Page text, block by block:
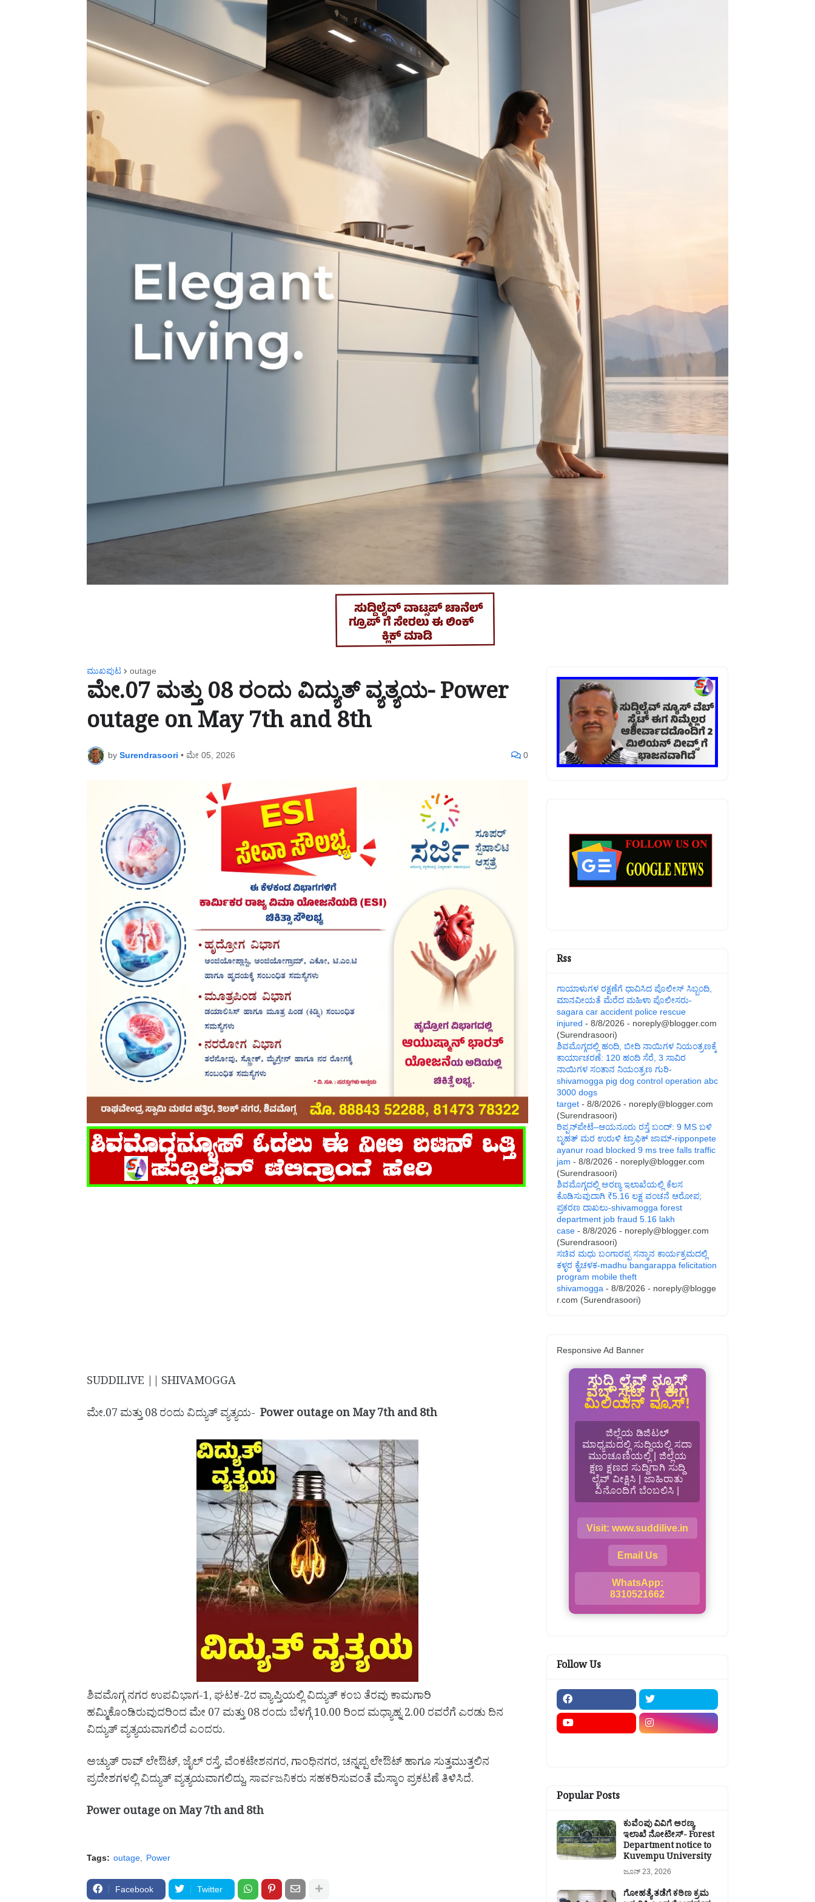
ಮುಖಪುಟ outage
ಮೇ.07 ಮತ್ತು 08 ರಂದು ವಿದ್ಯುತ್ ವ್ಯತ್ಯಯ- Power
outage on May 7th and 8th
by Surendrasoori • ಮೇ 05, 2026 0
SUDDILIVE || SHIVAMOGGA
ಮೇ.07 ಮತ್ತು 08 ರಂದು ವಿದ್ಯುತ್ ವ್ಯತ್ಯಯ- Power outage on May 7th and 8th
ಶಿವಮೊಗ್ಗ ನಗರ ಉಪವಿಭಾಗ-1, ಘಟಕ-2ರ ವ್ಯಾಪ್ತಿಯಲ್ಲಿ ವಿದ್ಯುತ್ ಕಂಬ ತೆರವು ಕಾಮಗಾರಿ
ಹಮ್ಮಿಕೊಂಡಿರುವುದರಿಂದ ಮೇ 07 ಮತ್ತು 08 ರಂದು ಬೆಳಗ್ಗೆ 10.00 ರಿಂದ ಮಧ್ಯಾಹ್ನ 2.00 ರವರೆಗೆ ಎರಡು ದಿನ
ವಿದ್ಯುತ್ ವ್ಯತ್ಯಯವಾಗಲಿದೆ ಎಂದರು.
ಅಚ್ಯುತ್ ರಾವ್ ಲೇಔಟ್, ಜೈಲ್ ರಸ್ತೆ, ವೆಂಕಟೇಶನಗರ, ಗಾಂಧಿನಗರ, ಚನ್ನಪ್ಪ ಲೇಔಟ್ ಹಾಗೂ ಸುತ್ತಮುತ್ತಲಿನ
ಪ್ರದೇಶಗಳಲ್ಲಿ ವಿದ್ಯುತ್ ವ್ಯತ್ಯಯವಾಗಲಿದ್ದು, ಸಾರ್ವಜನಿಕರು ಸಹಕರಿಸುವಂತೆ ಮೆಸ್ಕಾಂ ಪ್ರಕಟಣೆ ತಿಳಿಸಿದೆ.
Power outage on May 7th and 8th
Tags: outage Power
Facebook Twitter
Rss
ಗಾಯಾಳುಗಳ ರಕ್ಷಣೆಗೆ ಧಾವಿಸಿದ ಪೊಲೀಸ್ ಸಿಬ್ಬಂದಿ,
ಮಾನವೀಯತೆ ಮೆರೆದ ಮಹಿಳಾ ಪೊಲೀಸರು-
sagara car accident police rescue
injured - 8/8/2026 - noreply@blogger.com
(Surendrasoori)
ಶಿವಮೊಗ್ಗದಲ್ಲಿ ಹಂದಿ, ಬೀದಿ ನಾಯಿಗಳ ನಿಯಂತ್ರಣಕ್ಕೆ
ಕಾರ್ಯಾಚರಣೆ: 120 ಹಂದಿ ಸೆರೆ, 3 ಸಾವಿರ
ನಾಯಿಗಳ ಸಂತಾನ ನಿಯಂತ್ರಣ ಗುರಿ-
shivamogga pig dog control operation abc
3000 dogs
target - 8/8/2026 - noreply@blogger.com
(Surendrasoori)
ರಿಪ್ಪನ್‌ಪೇಟೆ–ಆಯನೂರು ರಸ್ತೆ ಬಂದ್: 9 MS ಬಳಿ
ಬೃಹತ್ ಮರ ಉರುಳಿ ಟ್ರಾಫಿಕ್ ಜಾಮ್-ripponpete
ayanur road blocked 9 ms tree falls traffic
jam - 8/8/2026 - noreply@blogger.com
(Surendrasoori)
ಶಿವಮೊಗ್ಗದಲ್ಲಿ ಅರಣ್ಯ ಇಲಾಖೆಯಲ್ಲಿ ಕೆಲಸ
ಕೊಡಿಸುವುದಾಗಿ ₹5.16 ಲಕ್ಷ ವಂಚನೆ ಆರೋಪ;
ಪ್ರಕರಣ ದಾಖಲು-shivamogga forest
department job fraud 5.16 lakh
case - 8/8/2026 - noreply@blogger.com
(Surendrasoori)
ಸಚಿವ ಮಧು ಬಂಗಾರಪ್ಪ ಸನ್ಮಾನ ಕಾರ್ಯಕ್ರಮದಲ್ಲಿ
ಕಳ್ಳರ ಕೈಚಳಕ-madhu bangarappa felicitation
program mobile theft
shivamogga - 8/8/2026 - noreply@blogge
r.com (Surendrasoori)
Responsive Ad Banner
ಸುದ್ದಿ ಲೈವ್ ನ್ಯೂಸ್
ವೆಬ್ ಸೈಟ್ ಗೆ ಈಗ
ಮಿಲಿಯನ್ ವ್ಯೂಸ್!
ಜಿಲ್ಲೆಯ ಡಿಜಿಟಲ್
ಮಾಧ್ಯಮದಲ್ಲಿ ಸುದ್ದಿಯಲ್ಲಿ ಸದಾ
ಮುಂಚೂಣಿಯಲ್ಲಿ | ಜಿಲ್ಲೆಯ
ಕ್ಷಣ ಕ್ಷಣದ ಸುದ್ದಿಗಾಗಿ ಸುದ್ದಿ
ಲೈವ್ ವೀಕ್ಷಿಸಿ | ಜಾಹಿರಾತು
ವಿನೊಂದಿಗೆ ಬೆಂಬಲಿಸಿ |
Visit: www.suddilive.in
Email Us
WhatsApp:
8310521662
Follow Us
Popular Posts
ಕುವೆಂಪು ವಿವಿಗೆ ಅರಣ್ಯ
ಇಲಾಖೆ ನೋಟೀಸ್- Forest
Department notice to
Kuvempu University
ಜೂನ್ 23, 2026
ಗೋಹತ್ಯೆ ತಡೆಗೆ ಕಠಿಣ ಕ್ರಮ